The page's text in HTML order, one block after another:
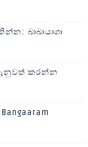
බාබායාගා
කරන්න